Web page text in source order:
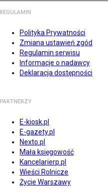
REGULAMIN
Polityka Prywatności
Zmiana ustawień zgód
Regulamin serwisu
Informacje o nadawcy
Deklaracja dostępności
PARTNERZY
E-kiosk.pl
E-gazety.pl
Nexto.pl
Mała księgowość
Kancelarierp.pl
Wieści Rolnicze
Życie Warszawy